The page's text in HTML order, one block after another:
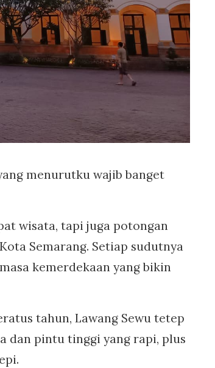
menurutku wajib banget
wisata, tapi juga potongan
Semarang. Setiap sudutnya
kemerdekaan yang bikin
tahun, Lawang Sewu tetep
dan pintu tinggi yang rapi, plus